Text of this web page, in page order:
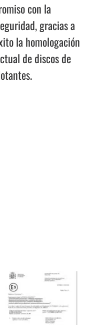
con la
gracias a
la homologación
de discos de